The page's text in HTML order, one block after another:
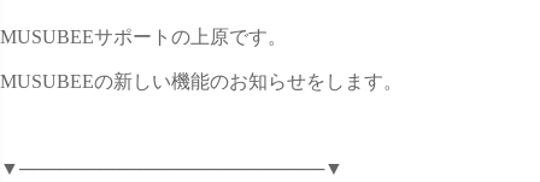
MUSUBEEサポートの上原です。
MUSUBEEの新しい機能のお知らせをします。
▼───────────────────────▼